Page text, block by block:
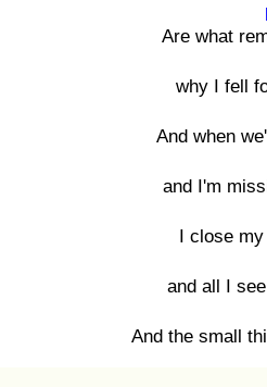
Are what
why I fell
And when
and I'm
I close
and all I
And the small